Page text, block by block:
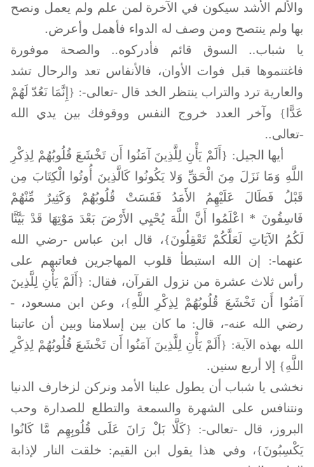
والألم الأشد سيكون في الآخرة لمن علم ولم يعمل ونصح
بها ولم ينتصح ومن وصف له الدواء فأهمل وأعرض.
يا شباب.. السوق قائم فأدركوه.. والصحة موفورة
فاغتنموها قبل فوات الأوان، فالأنفاس تعد والرحال تشد
والعارية ترد والتراب ينتظر الخد قال -تعالى-: {إِنَّمَا نَعُدّ لَهُمْ
عَدًّا} وآخر العدد خروج النفس ووقوفك بين يدي الله
-تعالى..
أيها الجيل: {أَلَمْ يَأْنِ لِلَّذِينَ آمَنُوا أَن تَخْشَعَ قُلُوبُهُمْ لِذِكْرِ
اللَّهِ وَمَا نَزَلَ مِنَ الْحَقِّ وَلا يَكُونُوا كَالَّذِينَ أُوتُوا الْكِتَابَ مِن
قَبْلُ فَطَالَ عَلَيْهِمُ الأَمَدُ فَقَسَتْ قُلُوبُهُمْ وَكَثِيرٌ مِّنْهُمْ
فَاسِقُونَ * اعْلَمُوا أَنَّ اللَّهَ يُحْيِي الأَرْضَ بَعْدَ مَوْتِهَا قَدْ بَيَّنَّا
لَكُمُ الآيَاتِ لَعَلَّكُمْ تَعْقِلُونَ}، قال ابن عباس -رضي الله
عنهما-: إن الله استبطأ قلوب المهاجرين فعاتبهم على
رأس ثلاث عشرة من نزول القرآن، فقال: {أَلَمْ يَأْنِ لِلَّذِينَ
آمَنُوا أَن تَخْشَعَ قُلُوبُهُمْ لِذِكْرِ اللَّهِ}، وعن ابن مسعود، -
رضي الله عنه-، قال: ما كان بين إسلامنا وبين أن عاتبنا
الله بهذه الآية: {أَلَمْ يَأْنِ لِلَّذِينَ آمَنُوا أَن تَخْشَعَ قُلُوبُهُمْ لِذِكْرِ
اللَّهِ} إلا أربع سنين.
نخشى يا شباب أن يطول علينا الأمد ونركن لزخارف الدنيا
ونتنافس على الشهرة والسمعة والتطلع للصدارة وحب
البروز، قال -تعالى-: {كَلَّا بَلْ رَانَ عَلَى قُلُوبِهِم مَّا كَانُوا
يَكْسِبُونَ}، وفي هذا يقول ابن القيم: خلقت النار لإذابة